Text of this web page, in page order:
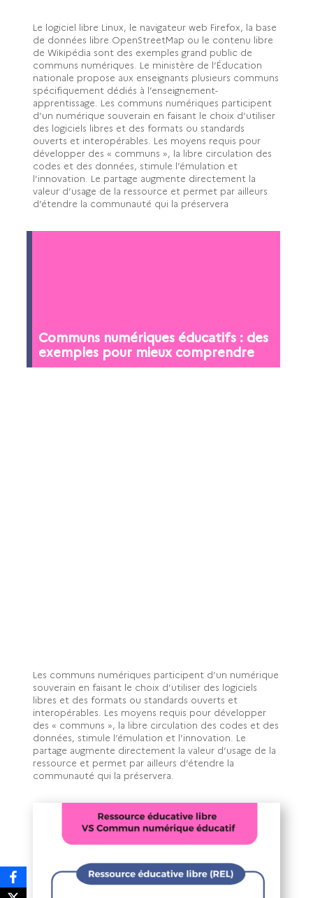
Le logiciel libre Linux, le navigateur web Firefox, la base
de données libre OpenStreetMap ou le contenu libre
de Wikipédia sont des exemples grand public de
communs numériques. Le ministère de l’Éducation
nationale propose aux enseignants plusieurs communs
spécifiquement dédiés à l’enseignement-
apprentissage. Les communs numériques participent
d’un numérique souverain en faisant le choix d’utiliser
des logiciels libres et des formats ou standards
ouverts et interopérables. Les moyens requis pour
développer des « communs », la libre circulation des
codes et des données, stimule l’émulation et
l’innovation. Le partage augmente directement la
valeur d’usage de la ressource et permet par ailleurs
d’étendre la communauté qui la préservera
Communs numériques éducatifs : des
exemples pour mieux comprendre
Les communs numériques participent d’un numérique
souverain en faisant le choix d’utiliser des logiciels
libres et des formats ou standards ouverts et
interopérables. Les moyens requis pour développer
des « communs », la libre circulation des codes et des
données, stimule l’émulation et l’innovation. Le
partage augmente directement la valeur d’usage de la
ressource et permet par ailleurs d’étendre la
communauté qui la préservera.